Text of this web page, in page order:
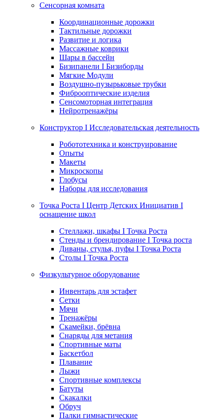
Сенсорная комната
Координационные дорожки
Тактильные дорожки
Развитие и логика
Массажные коврики
Шары в бассейн
Бизипанели I Бизиборды
Мягкие Модули
Воздушно-пузырьковые трубки
Фиброоптические изделия
Сенсомоторная интеграция
Нейротренажёры
Конструктор I Исследовательская деятельность
Робототехника и конструирование
Опыты
Макеты
Микроскопы
Глобусы
Наборы для исследования
Точка Роста I Центр Детских Инициатив I
оснащение школ
Стеллажи, шкафы I Точка Роста
Стенды и брендирование I Точка роста
Диваны, стулья, пуфы I Точка Роста
Столы I Точка Роста
Физкультурное оборудование
Инвентарь для эстафет
Сетки
Мячи
Тренажёры
Скамейки, брёвна
Снаряды для метания
Спортивные маты
Баскетбол
Плавание
Лыжи
Спортивные комплексы
Батуты
Скакалки
Обруч
Палки гимнастические